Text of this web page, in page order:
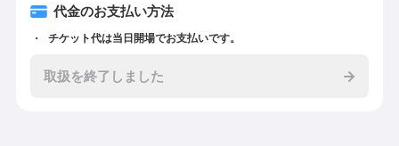
代金のお支払い方法
チケット代は当日開場でお支払いです。
取扱を終了しました